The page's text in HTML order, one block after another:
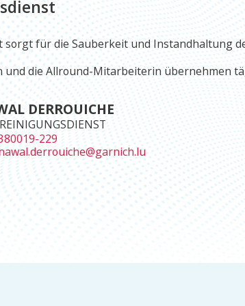
sorgt für die Sauberkeit und Instandhaltung
die Allround-Mitarbeiterin übernehmen
DERROUICHE
229